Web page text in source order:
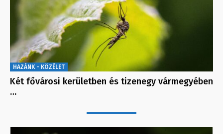
HAZÁNK - KÖZÉLET
Két fővárosi kerületben és tizenegy vármegyében
…